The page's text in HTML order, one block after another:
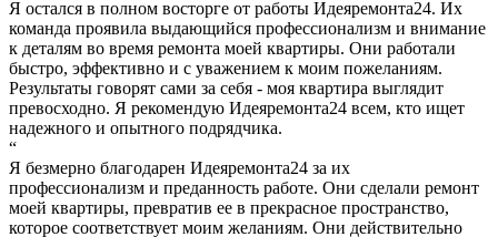
Я остался в полном восторге от работы Идеяремонта24. Их
команда проявила выдающийся профессионализм и внимание
к деталям во время ремонта моей квартиры. Они работали
быстро, эффективно и с уважением к моим пожеланиям.
Результаты говорят сами за себя - моя квартира выглядит
превосходно. Я рекомендую Идеяремонта24 всем, кто ищет
надежного и опытного подрядчика.
“
Я безмерно благодарен Идеяремонта24 за их
профессионализм и преданность работе. Они сделали ремонт
моей квартиры, превратив ее в прекрасное пространство,
которое соответствует моим желаниям. Они действительно